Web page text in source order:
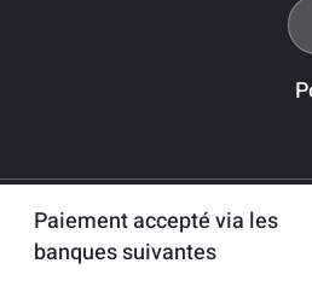
Paiement accepté via les
banques suivantes